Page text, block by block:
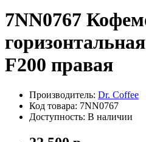
7NN0767
F200 правая
Производитель: Dr. Coffee
Код товара: 7NN0767
Доступность: В наличии